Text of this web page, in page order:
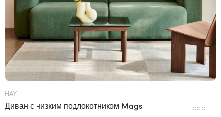
HAY
Диван с низким подлокотником Mags €€€